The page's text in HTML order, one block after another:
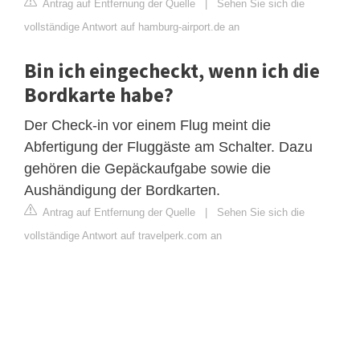
Antrag auf Entfernung der Quelle | Sehen Sie sich die
vollständige Antwort auf hamburg-airport.de an
Bin ich eingecheckt, wenn ich die
Bordkarte habe?
Der Check-in vor einem Flug meint die
Abfertigung der Fluggäste am Schalter. Dazu
gehören die Gepäckaufgabe sowie die
Aushändigung der Bordkarten.
Antrag auf Entfernung der Quelle | Sehen Sie sich die
vollständige Antwort auf travelperk.com an